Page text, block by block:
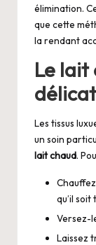
élimination.
que cette
la rendant
Le lait
Les tissus
un soin
lait chaud.
qu’il soit
Versez-
Laissez